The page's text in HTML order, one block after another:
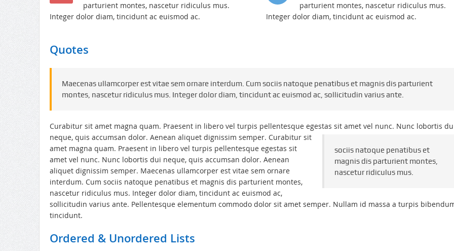
parturient montes, nascetur ridiculus mus.
Integer dolor diam, tincidunt ac euismod ac.
parturient montes, nascetur ridiculus mus.
Integer dolor diam, tincidunt ac euismod ac.
Quotes
Maecenas ullamcorper est vitae sem ornare interdum. Cum sociis natoque penatibus et magnis dis parturient
montes, nascetur ridiculus mus. Integer dolor diam, tincidunt ac euismod ac, sollicitudin varius ante.
Curabitur sit amet magna quam. Praesent in libero vel turpis pellentesque egestas sit amet vel nunc. Nunc lobortis
neque, quis accumsan dolor. Aenean aliquet dignissim semper.
sociis natoque penatibus et
magnis dis parturient montes,
nascetur ridiculus mus.
Curabitur sit
amet magna quam. Praesent in libero vel turpis pellentesque egestas sit
amet vel nunc. Nunc lobortis dui neque, quis accumsan dolor. Aenean
aliquet dignissim semper. Maecenas ullamcorper est vitae sem ornare
interdum. Cum sociis natoque penatibus et magnis dis parturient montes,
nascetur ridiculus mus. Integer dolor diam, tincidunt ac euismod ac,
sollicitudin varius ante. Pellentesque elementum commodo dolor sit amet semper. Nullam id massa a turpis
tincidunt.
Ordered & Unordered Lists